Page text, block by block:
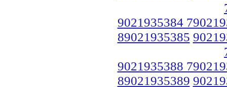
9021935384
89021935385
9021935388
89021935389